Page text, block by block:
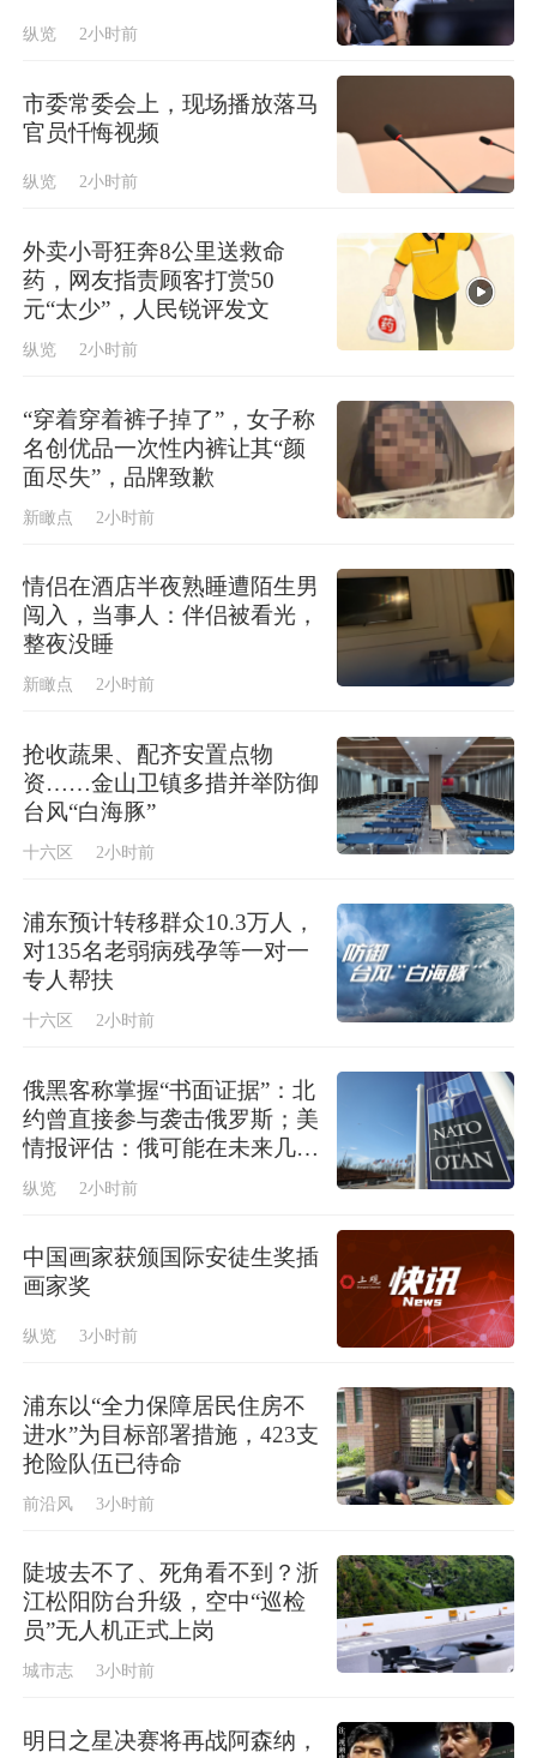
纵览 2小时前
市委常委会上，现场播放落马
官员忏悔视频
纵览 2小时前
外卖小哥狂奔8公里送救命
药，网友指责顾客打赏50
元“太少”，人民锐评发文
纵览 2小时前
“穿着穿着裤子掉了”，女子称
名创优品一次性内裤让其“颜
面尽失”，品牌致歉
新瞰点 2小时前
情侣在酒店半夜熟睡遭陌生男
闯入，当事人：伴侣被看光，
整夜没睡
新瞰点 2小时前
抢收蔬果、配齐安置点物
资……金山卫镇多措并举防御
台风“白海豚”
十六区 2小时前
浦东预计转移群众10.3万人，
对135名老弱病残孕等一对一
专人帮扶
十六区 2小时前
俄黑客称掌握“书面证据”：北
约曾直接参与袭击俄罗斯；美
情报评估：俄可能在未来几年
内授权对北约发动有限攻击
纵览 2小时前
中国画家获颁国际安徒生奖插
画家奖
纵览 3小时前
浦东以“全力保障居民住房不
进水”为目标部署措施，423支
抢险队伍已待命
前沿风 3小时前
陡坡去不了、死角看不到？浙
江松阳防台升级，空中“巡检
员”无人机正式上岗
城市志 3小时前
明日之星决赛将再战阿森纳，